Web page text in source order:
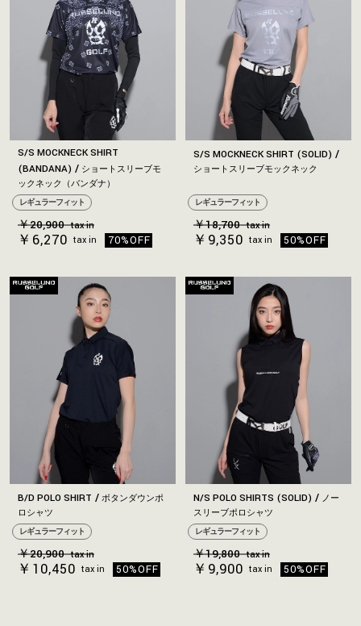
S/S MOCKNECK SHIRT
(BANDANA)
ショートスリーブモ
ックネック（バンダナ）
レギュラーフィット
￥20,900 tax in
￥6,270 tax in 70%OFF
S/S MOCKNECK SHIRT (SOLID)
ショートスリーブモックネック
レギュラーフィット
￥18,700 tax in
￥9,350 tax in 50%OFF
B/D POLO SHIRT
ボタンダウンポ
ロシャツ
レギュラーフィット
￥20,900 tax in
￥10,450 tax in 50%OFF
N/S POLO SHIRTS (SOLID)
ノー
スリーブポロシャツ
レギュラーフィット
￥19,800 tax in
￥9,900 tax in 50%OFF